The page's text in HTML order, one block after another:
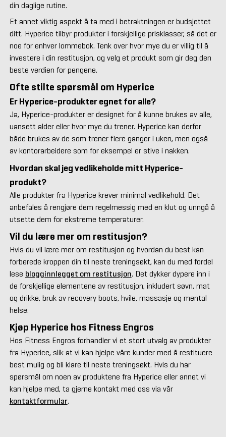
din daglige rutine.
Et annet viktig aspekt å ta med i betraktningen er budsjettet
ditt. Hyperice tilbyr produkter i forskjellige prisklasser, så det er
noe for enhver lommebok. Tenk over hvor mye du er villig til å
investere i din restitusjon, og velg et produkt som gir deg den
beste verdien for pengene.
Ofte stilte spørsmål om Hyperice
Er Hyperice-produkter egnet for alle?
Ja, Hyperice-produkter er designet for å kunne brukes av alle,
uansett alder eller hvor mye du trener. Hyperice kan derfor
både brukes av de som trener flere ganger i uken, men også
av kontorarbeidere som for eksempel er stive i nakken.
Hvordan skal jeg vedlikeholde mitt Hyperice-
produkt?
Alle produkter fra Hyperice krever minimal vedlikehold. Det
anbefales å rengjøre dem regelmessig med en klut og unngå å
utsette dem for ekstreme temperaturer.
Vil du lære mer om restitusjon?
Hvis du vil lære mer om restitusjon og hvordan du best kan
forberede kroppen din til neste treningsøkt, kan du med fordel
lese blogginnlegget om restitusjon. Det dykker dypere inn i
de forskjellige elementene av restitusjon, inkludert søvn, mat
og drikke, bruk av recovery boots, hvile, massasje og mental
helse.
Kjøp Hyperice hos Fitness Engros
Hos Fitness Engros forhandler vi et stort utvalg av produkter
fra Hyperice, slik at vi kan hjelpe våre kunder med å restituere
best mulig og bli klare til neste treningsøkt. Hvis du har
spørsmål om noen av produktene fra Hyperice eller annet vi
kan hjelpe med, ta gjerne kontakt med oss via vår
kontaktformular.